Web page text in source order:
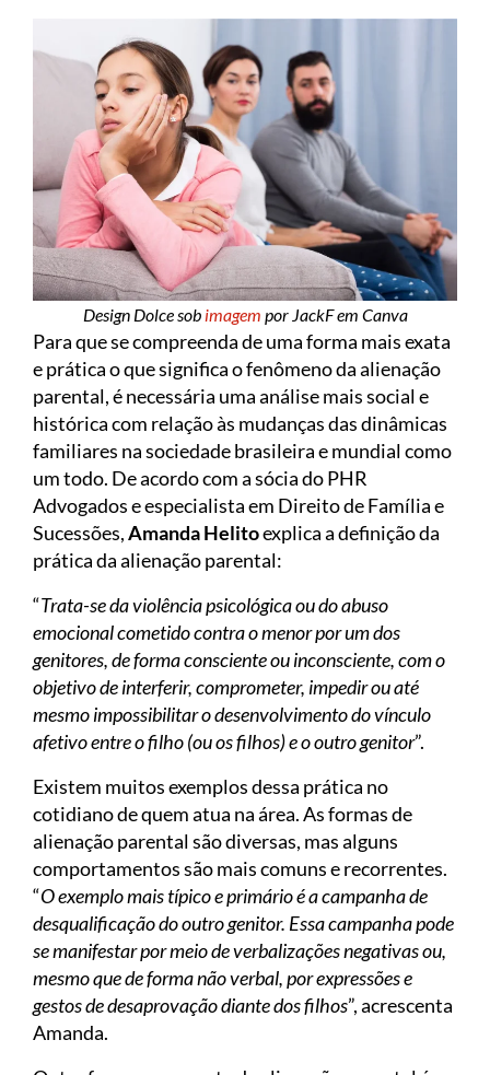
Design Dolce sob imagem por JackF em Canva
Para que se compreenda de uma forma mais exata
e prática o que significa o fenômeno da alienação
parental, é necessária uma análise mais social e
histórica com relação às mudanças das dinâmicas
familiares na sociedade brasileira e mundial como
um todo. De acordo com a sócia do PHR
Advogados e especialista em Direito de Família e
Sucessões,Amanda Helitoexplica a definição da
prática da alienação parental:
“Trata-se da violência psicológica ou do abuso
emocional cometido contra o menor por um dos
genitores, de forma consciente ou inconsciente, com o
objetivo de interferir, comprometer, impedir ou até
mesmo impossibilitar o desenvolvimento do vínculo
afetivo entre o filho (ou os filhos) e o outro genitor”.
Existem muitos exemplos dessa prática no
cotidiano de quem atua na área. As formas de
alienação parental são diversas, mas alguns
comportamentos são mais comuns e recorrentes.
“O exemplo mais típico e primário é a campanha de
desqualificação do outro genitor. Essa campanha pode
se manifestar por meio de verbalizações negativas ou,
mesmo que de forma não verbal, por expressões e
gestos de desaprovação diante dos filhos”, acrescenta
Amanda.